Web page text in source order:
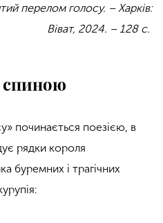
перелом голосу. – Харків:
Віват, 2024. – 128 с.
спиною
починається поезією, в
рядки короля
буремних і трагічних